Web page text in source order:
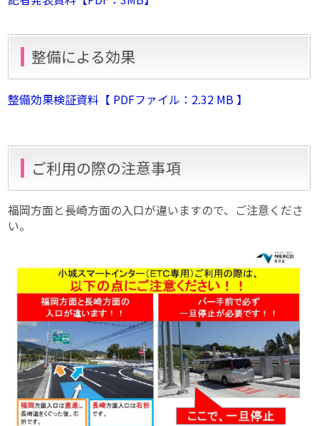
整備による効果
整備効果検証資料【 PDFファイル：2.32 MB 】
ご利用の際の注意事項
福岡方面と長崎方面の入口が違いますので、ご注意くださ
い。